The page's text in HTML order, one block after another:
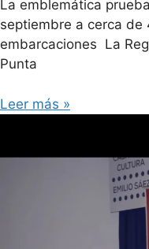
La emblemática
septiembre a cerca
embarcaciones La
Punta
Leer más »